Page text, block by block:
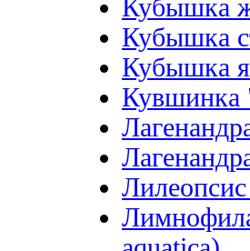
Кубышка
Кубышка
Кубышка
Кувшинка